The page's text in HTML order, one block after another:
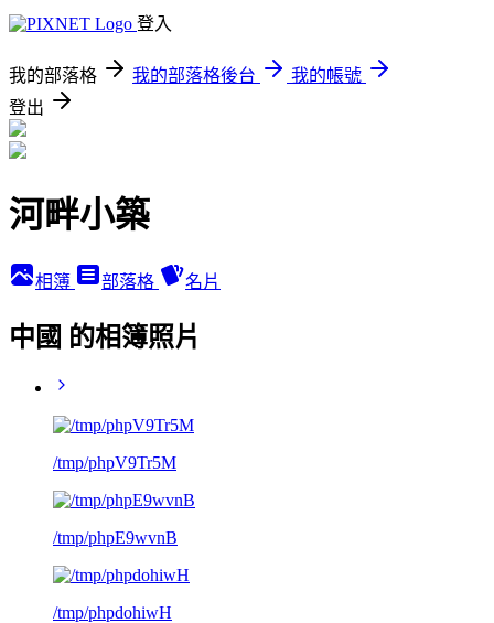
登入
我的部落格 我的部落格後台
我的帳號
登出
河畔小築
相簿 部落格 名片
中國 的相簿照片
/tmp/phpV9Tr5M
/tmp/phpE9wvnB
/tmp/phpdohiwH